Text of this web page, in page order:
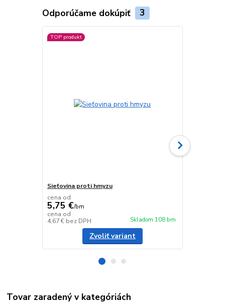
Odporúčame dokúpiť 3
TOP produkt
Sieťovina proti hmyzu
cena od
5,75 €/bm
cena od
4,67 € bez DPH Skladom 108 bm
Zvoliť variant
Tovar zaradený v kategóriách